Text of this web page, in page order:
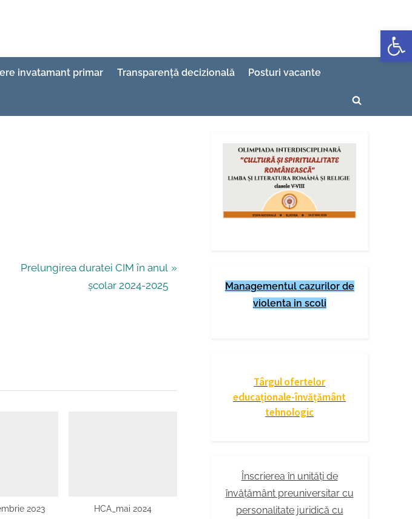
invatamant primar Transparență decizională Posturi vacante
Toggle
form
N
t
Prelungirea duratei CIM în anul
școlar 2024-2025
2023 HCA_mai 2024
Managementul cazurilor de
violenta in scoli
Târgul ofertelor
educaționale-învățământ
tehnologic
Înscrierea în unități de
învățământ preuniversitar cu
personalitate juridică cu